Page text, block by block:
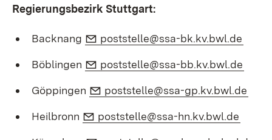
Regierungsbezirk Stuttgart:
Backnang E-Mail:
poststelle@ssa-bk.kv.bwl.de
Böblingen E-Mail:
poststelle@ssa-bb.kv.bwl.de
Göppingen E-Mail:
poststelle@ssa-gp.kv.bwl.de
Heilbronn E-Mail:
poststelle@ssa-hn.kv.bwl.de